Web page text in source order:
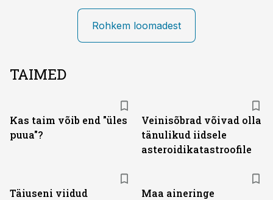
Rohkem loomadest
TAIMED
Kas taim võib end "üles
puua"?
Veinisõbrad võivad olla
tänulikud iidsele
asteroidikatastroofile
Täiuseni viidud
Maa aineringe